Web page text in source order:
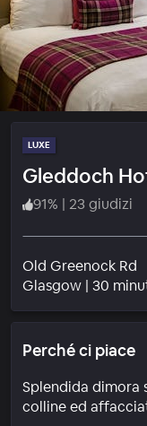
LUXE
Gleddoch
91% | 23 giudizi
Old Greenock Rd
Glasgow | 30
Perché ci piace
Splendida dimora
colline ed